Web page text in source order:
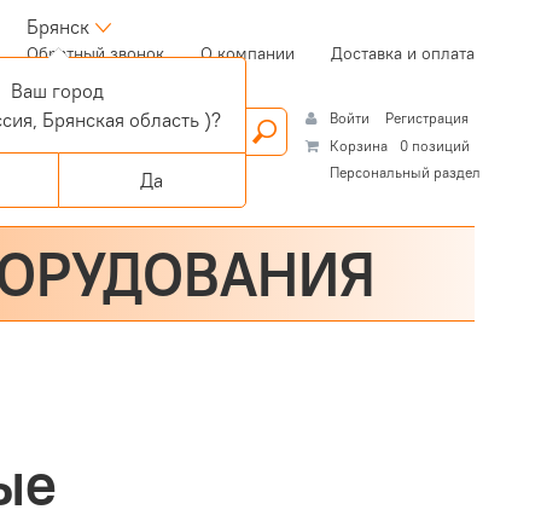
Брянск
Обратный звонок(current)О компании Доставка и оплата
Войти
Регистрация
Корзина
0 позиций
Персональный раздел
Ваш город
Брянская область )?
Да